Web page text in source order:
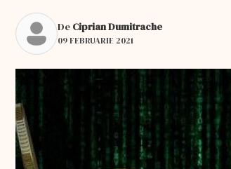
De Ciprian Dumitrache
09 FEBRUARIE 2021